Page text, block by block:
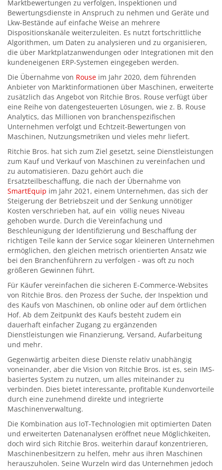
Marktbewertungen zu verfolgen, Inspektionen und
Bewertungsdienste in Anspruch zu nehmen und Geräte und
Lkw-Bestände auf einfache Weise an mehrere
Dispositionskanäle weiterzuleiten. Es nutzt fortschrittliche
Algorithmen, um Daten zu analysieren und zu organisieren,
die über Marktplatzanwendungen oder Integrationen mit den
kundeneigenen ERP-Systemen eingegeben werden.
Die Übernahme von Rouse im Jahr 2020, dem führenden
Anbieter von Marktinformationen über Maschinen, erweiterte
zusätzlich das Angebot von Ritchie Bros. Rouse verfügt über
eine Reihe von datengesteuerten Lösungen, wie z. B. Rouse
Analytics, das Millionen von branchenspezifischen
Unternehmen verfolgt und Echtzeit-Bewertungen von
Maschinen, Nutzungsmetriken und vieles mehr liefert.
Ritchie Bros. hat sich zum Ziel gesetzt, seine Dienstleistungen
zum Kauf und Verkauf von Maschinen zu vereinfachen und
zu automatisieren. Dazu gehört auch die
Ersatzteilbeschaffung, die nach der Übernahme von
SmartEquip im Jahr 2021, einem Unternehmen, das sich der
Steigerung der Betriebszeit und der Senkung unnötiger
Kosten verschrieben hat, auf ein völlig neues Niveau
gehoben wurde. Durch die Vereinfachung und
Beschleunigung der Identifizierung und Beschaffung der
richtigen Teile kann der Service sogar kleineren Unternehmen
ermöglichen, den gleichen metrisch orientierten Ansatz wie
bei den Branchenführern zu verfolgen - was oft zu noch
größeren Gewinnen führt.
Für Käufer vereinfachen die sicheren E-Commerce-Websites
von Ritchie Bros. den Prozess der Suche, der Inspektion und
des Kaufs von Maschinen, ob online oder auf dem örtlichen
Hof. Ab dem Zeitpunkt des Kaufs besteht zudem ein
dauerhaft einfacher Zugang zu ergänzenden
Dienstleistungen wie Finanzierung, Versand, Aufarbeitung
und mehr.
Gegenwärtig arbeiten diese Dienste relativ unabhängig
voneinander, aber die Vision von Ritchie Bros. ist es, sein IMS-
basiertes System zu nutzen, um alles miteinander zu
verbinden. Dies bietet interessante, profitable Kundenvorteile
durch eine zunehmend direkte und integrierte
Maschinenverwaltung.
Die Kombination aus IoT-Technologien mit optimierten Daten
und erweiterten Datenanalysen eröffnet neue Möglichkeiten,
doch wird sich Ritchie Bros. weiterhin darauf konzentrieren,
Maschinenbesitzern zu helfen, mehr aus ihren Maschinen
herauszuholen. Seine Wurzeln wird das Unternehmen jedoch